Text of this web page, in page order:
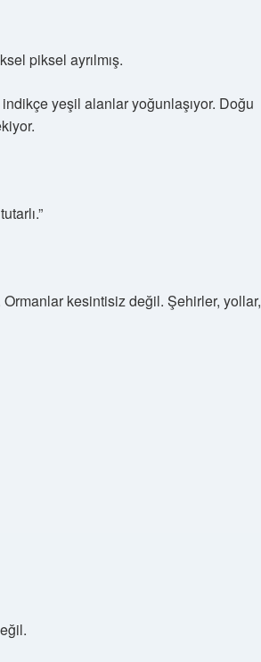
piksel ayrılmış.
indikçe yeşil alanlar yoğunlaşıyor. Doğu
kesintisiz değil. Şehirler, yollar,